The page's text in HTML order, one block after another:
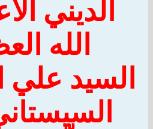
الديني
الله
علي
السيستاني(